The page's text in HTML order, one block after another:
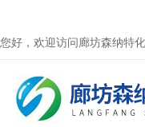
您好，欢迎访问廊坊森纳特